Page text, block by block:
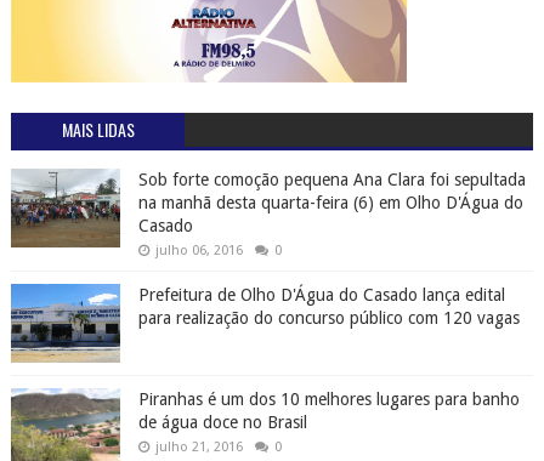
MAIS LIDAS
Sob forte comoção pequena Ana Clara foi sepultada
na manhã desta quarta-feira (6) em Olho D'Água do
Casado
julho 06, 2016 0
Prefeitura de Olho D'Água do Casado lança edital
para realização do concurso público com 120 vagas
Piranhas é um dos 10 melhores lugares para banho
de água doce no Brasil
julho 21, 2016 0